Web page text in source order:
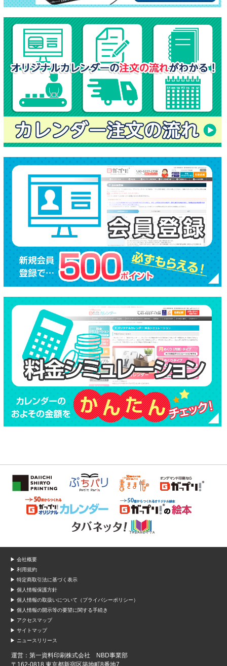
▶ 会社概要
▶ 利用規約
▶ 特定商取引法に基づく表示
▶ 個人情報保護方針
▶ 個人情報の取扱いについて（プライバシーポリシー）
▶ 個人情報の開示等の要望に関する手続き
▶ アクセスマップ
▶ サイトマップ
▶ ニュースリリース
運営：第一資料印刷株式会社 NBD事業部
〒162-0818 東京都新宿区築地町8番地7